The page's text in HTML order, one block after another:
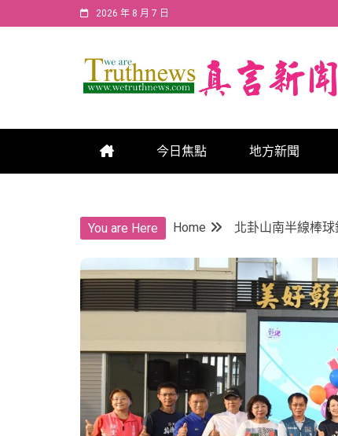
to
2026 年 8 月 7 日
真言新聞網
今日焦點 地方新聞
You are Here Home 北卦山南半線棒